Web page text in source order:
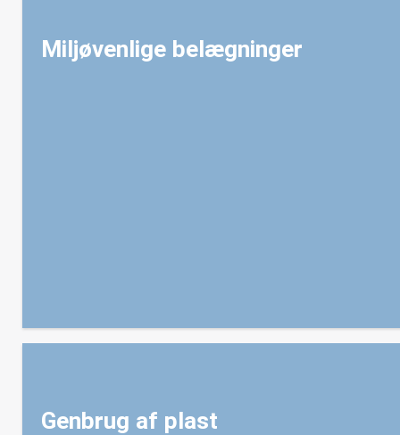
Miljøvenlige belægninger
Genbrug af plast